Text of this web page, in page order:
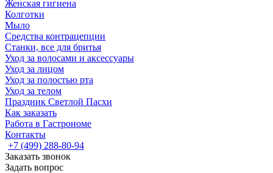
Женская гигиена
Колготки
Мыло
Средства контрацепции
Станки, все для бритья
Уход за волосами и аксессуары
Уход за лицом
Уход за полостью рта
Уход за телом
Праздник Светлой Пасхи
Как заказать
Работа в Гастрономе
Контакты
+7 (499) 288-80-94
Заказать звонок
Задать вопрос